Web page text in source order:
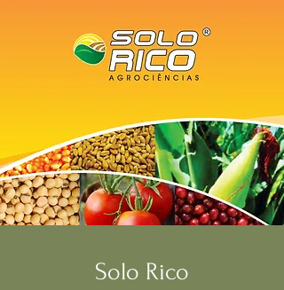
Solo Rico